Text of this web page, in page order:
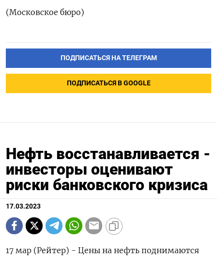
(Московское бюро)
ПОДПИСАТЬСЯ НА ТЕЛЕГРАМ
ПОДПИСАТЬСЯ В GOOGLE
Нефть восстанавливается -
инвесторы оценивают
риски банковского кризиса
17.03.2023
17 мар (Рейтер) - Цены на нефть поднимаются